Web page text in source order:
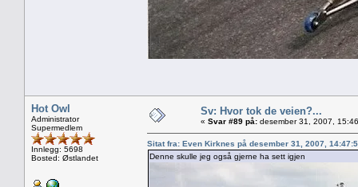
Hot Owl
Administrator
Supermedlem
Innlegg: 5698
Bosted: Østlandet
Sv: Hvor tok de veien?...
« Svar #89 på: desember 31, 2007,
Sitat fra: Even Kirknes på desember 31, 2007,
Denne skulle jeg også gjerne ha sett igjen